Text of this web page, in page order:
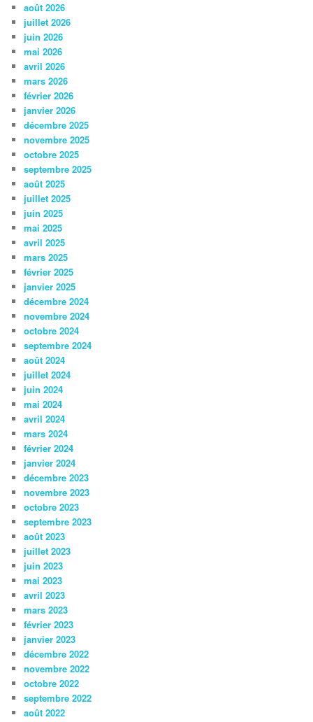
août 2026
juillet 2026
juin 2026
mai 2026
avril 2026
mars 2026
février 2026
janvier 2026
décembre 2025
novembre 2025
octobre 2025
septembre 2025
août 2025
juillet 2025
juin 2025
mai 2025
avril 2025
mars 2025
février 2025
janvier 2025
décembre 2024
novembre 2024
octobre 2024
septembre 2024
août 2024
juillet 2024
juin 2024
mai 2024
avril 2024
mars 2024
février 2024
janvier 2024
décembre 2023
novembre 2023
octobre 2023
septembre 2023
août 2023
juillet 2023
juin 2023
mai 2023
avril 2023
mars 2023
février 2023
janvier 2023
décembre 2022
novembre 2022
octobre 2022
septembre 2022
août 2022